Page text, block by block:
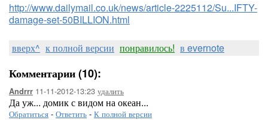
http://www.dailymail.co.uk/news/article-2225112/Su...IFTY-
damage-set-50BILLION.html
вверх^ к полной версии понравилось! в evernote
Комментарии (10):
Andrrr 11-11-2012-13:23 удалить
Да уж... домик с видом на океан...
Обратиться - Ответить - К полной версии